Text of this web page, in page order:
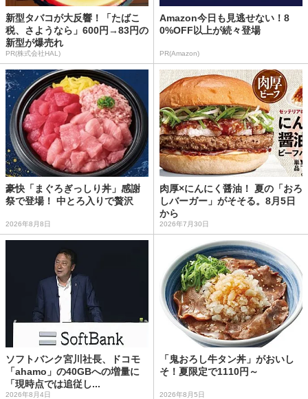
新型タバコが大反響！「たばこ
税、さようなら」600円→83円の
新型が爆売れ
PR(株式会社HAL)
Amazon今日も見逃せない！8
0%OFF以上が続々登場
PR(Amazon)
豪快「まぐろぎっしり丼」感謝
祭で登場！ 中とろ入りで贅沢
2026年8月8日
肉厚×にんにく醤油！ 夏の「おろ
しバーガー」がそそる。8月5日
から
2026年7月30日
ソフトバンク宮川社長、ドコモ
「ahamo」の40GBへの増量に
「現時点では追従し...
2026年8月4日
「鬼おろし牛タン丼」がおいし
そ！夏限定で1110円～
2026年8月5日